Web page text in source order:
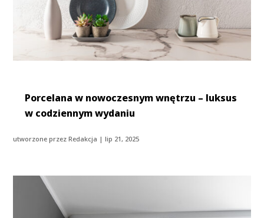
Porcelana w nowoczesnym wnętrzu – luksus
w codziennym wydaniu
utworzone przezRedakcja |lip 21, 2025